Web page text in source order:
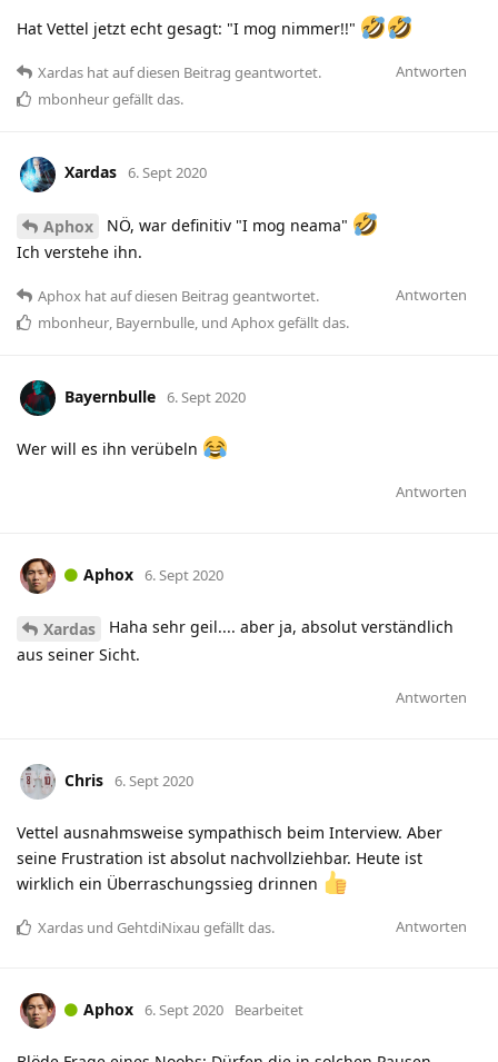
Hat Vettel jetzt echt gesagt: "I mog nimmer!!"
Antworten
Xardas hatauf diesen Beitrag geantwortet.
mbonheurgefällt das.
Xardas 6. Sept 2020
Aphox
NÖ, war definitiv "I mog neama"
Ich verstehe ihn.
Antworten
Aphox hatauf diesen Beitrag geantwortet.
mbonheur, Bayernbulle, und Aphoxgefällt das.
Bayernbulle 6. Sept 2020
Wer will es ihn verübeln
Antworten
Aphox 6. Sept 2020
Xardas
Haha sehr geil.... aber ja, absolut verständlich
aus seiner Sicht.
Antworten
Chris 6. Sept 2020
Vettel ausnahmsweise sympathisch beim Interview. Aber
seine Frustration ist absolut nachvollziehbar. Heute ist
wirklich ein Überraschungssieg drinnen
Antworten
Xardas und GehtdiNixau gefällt das.
Aphox 6. Sept 2020 Bearbeitet